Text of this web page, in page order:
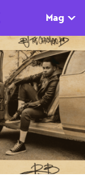
Mag
AGENDA
Paris
Festivals